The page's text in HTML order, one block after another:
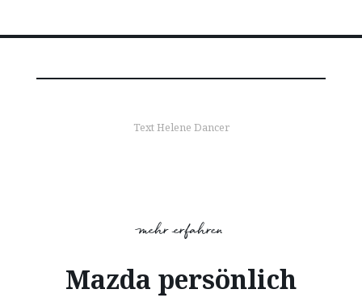
Text Helene Dancer
mehr erfahren
Mazda persönlich